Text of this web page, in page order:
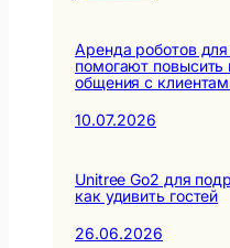
Аренда роботов
помогают повысить
общения с
10.07.2026
Unitree Go2 для
как удивить гостей
26.06.2026